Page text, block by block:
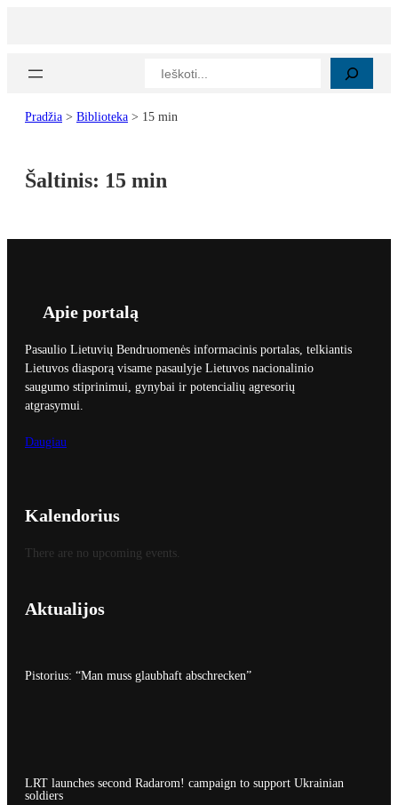
Paieška
Pradžia > Biblioteka > 15 min
Šaltinis: 15 min
Apie portalą
Pasaulio Lietuvių Bendruomenės informacinis portalas, telkiantis
Lietuvos diasporą visame pasaulyje Lietuvos nacionalinio
saugumo stiprinimui, gynybai ir potencialių agresorių
atgrasymui.
Daugiau
Kalendorius
There are no upcoming events.
Aktualijos
Pistorius: “Man muss glaubhaft abschrecken”
LRT launches second Radarom! campaign to support Ukrainian
soldiers